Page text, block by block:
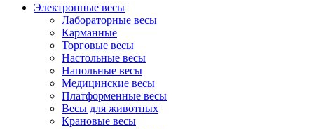
Электронные весы
Лабораторные весы
Карманные
Торговые весы
Настольные весы
Напольные весы
Медицинские весы
Платформенные весы
Весы для животных
Крановые весы